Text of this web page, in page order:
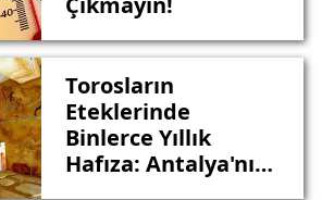
Torosların
Eteklerinde
Binlerce Yıllık
Hafıza: Antalya'nın